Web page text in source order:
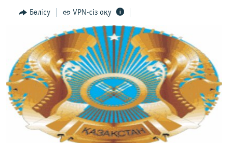
ӘЛЕУМЕТ
АРНАЙЫ ЖОБАЛАР
Русский
ЖАЗЫЛЫҢЫЗ
Бөлісу VPN-сіз оқу